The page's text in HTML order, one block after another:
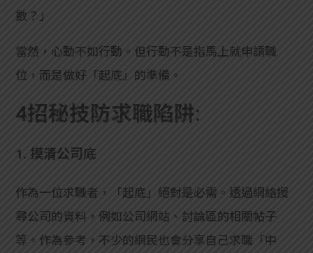
數？」
當然，心動不如行動。但行動不是指馬上就申請職
位，而是做好「起底」的準備。
4招秘技防求職陷阱:
1. 摸清公司底
作為一位求職者，「起底」絕對是必需。透過網絡搜
尋公司的資料，例如公司網站、討論區的相關帖子
等。作為參考，不少的網民也會分享自己求職「中